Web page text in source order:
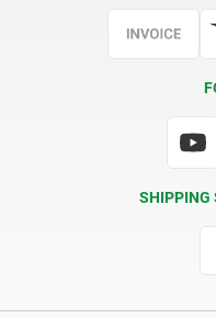
SHIPPING